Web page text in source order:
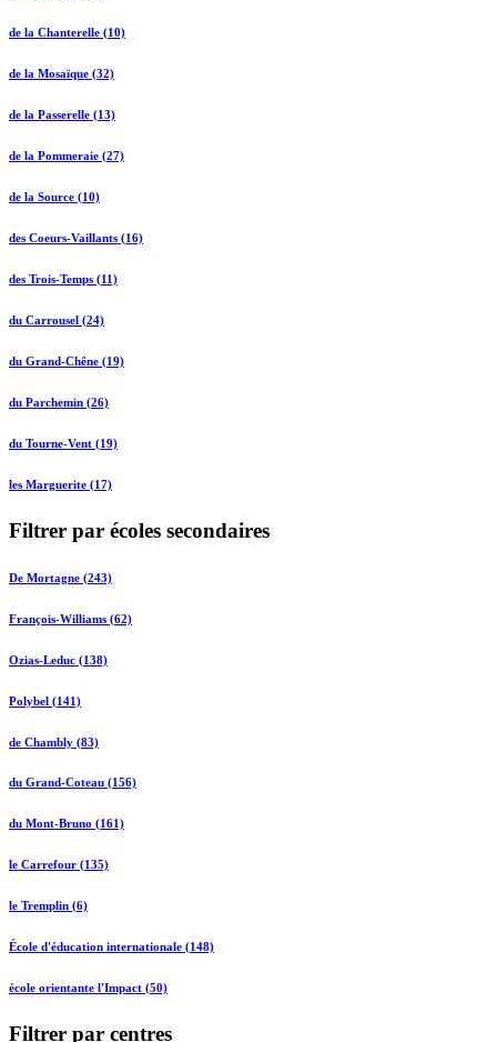
de la Chanterelle (10)
de la Mosaïque (32)
de la Passerelle (13)
de la Pommeraie (27)
de la Source (10)
des Coeurs-Vaillants (16)
des Trois-Temps (11)
du Carrousel (24)
du Grand-Chêne (19)
du Parchemin (26)
du Tourne-Vent (19)
les Marguerite (17)
Filtrer par écoles secondaires
De Mortagne (243)
François-Williams (62)
Ozias-Leduc (138)
Polybel (141)
de Chambly (83)
du Grand-Coteau (156)
du Mont-Bruno (161)
le Carrefour (135)
le Tremplin (6)
École d'éducation internationale (148)
école orientante l'Impact (50)
Filtrer par centres